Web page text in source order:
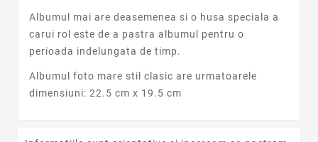
Albumul mai are deasemenea si o husa speciala a
carui rol este de a pastra albumul pentru o
perioada indelungata de timp.
Albumul foto mare stil clasic are urmatoarele
dimensiuni: 22.5 cm x 19.5 cm